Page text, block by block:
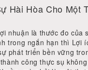
Hài Hòa Cho Một
nhuận là thước đo của
trong ngắn hạn thì Lợi
phát triển bền vững
công thực sụ